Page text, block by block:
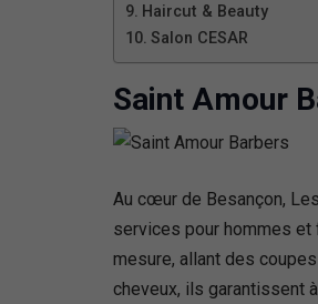
Haircut & Beauty
Salon CESAR
Saint Amour
Au cœur de Besançon,
services pour hommes et
mesure, allant des
cheveux, ils garantissent